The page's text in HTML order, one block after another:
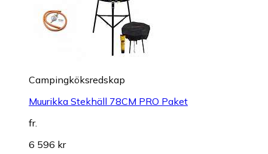
Campingköksredskap
Muurikka Stekhäll 78CM PRO Paket
fr.
6 596 kr